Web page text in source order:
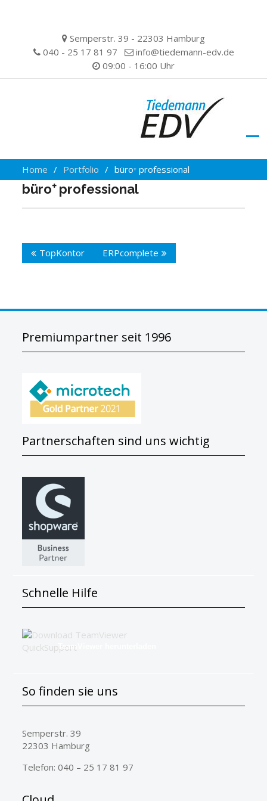
Semperstr. 39 - 22303 Hamburg
040 - 25 17 81 97
info@tiedemann-edv.de
09:00 - 16:00 Uhr
Home Portfolio büro⁺ professional
büro⁺ professional
TopKontor ERPcomplete
Premiumpartner seit 1996
Partnerschaften sind uns wichtig
Schnelle Hilfe
TeamViewer herunterladen
So finden sie uns
Semperstr. 39
22303 Hamburg
Telefon: 040 – 25 17 81 97